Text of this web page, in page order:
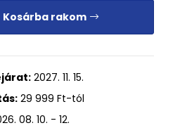
Kosárba rakom
2027. 11. 15.
29 999 Ft-tól
08. 10. - 12.